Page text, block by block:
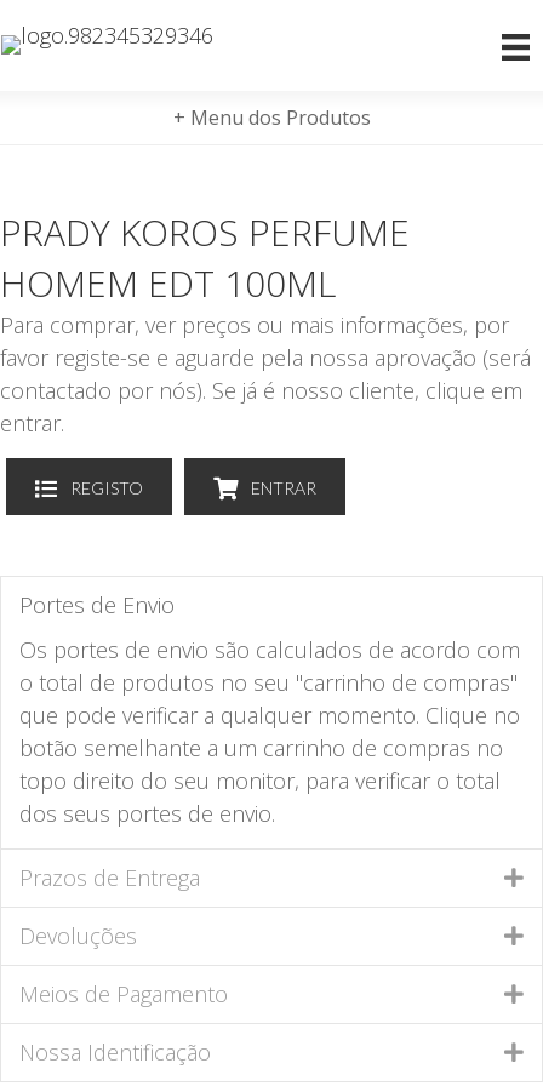
+ Menu dos Produtos
PRADY KOROS PERFUME
HOMEM EDT 100ML
Para comprar, ver preços ou mais informações, por
favor registe-se e aguarde pela nossa aprovação (será
contactado por nós). Se já é nosso cliente, clique em
entrar.
REGISTO ENTRAR
Portes de Envio
Os portes de envio são calculados de acordo com
o total de produtos no seu "carrinho de compras"
que pode verificar a qualquer momento. Clique no
botão semelhante a um carrinho de compras no
topo direito do seu monitor, para verificar o total
dos seus portes de envio.
Prazos de Entrega
Devoluções
Meios de Pagamento
Nossa Identificação